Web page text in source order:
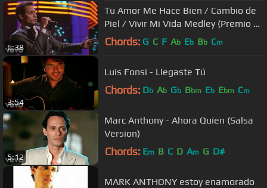
6:38
Tu Amor Me Hace Bien / Cambio de
Piel / Vivir Mi Vida Medley (Premio Lo
Nuestro 2014)
Chords: G C F Ab Eb Bb Cm
3:54
Luis Fonsi - Llegaste Tú
Chords: Db Ab Gb Bbm Eb Ebm Cm
5:12
Marc Anthony - Ahora Quien (Salsa
Version)
Chords: Em B C D Am G D#
MARK ANTHONY estoy enamorado